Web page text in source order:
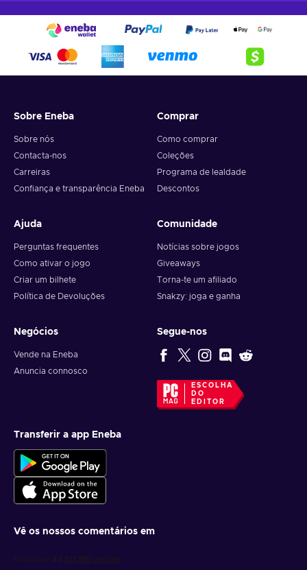
Sobre Eneba
Sobre nós
Contacta-nos
Carreiras
Confiança e transparência Eneba
Comprar
Como comprar
Coleções
Programa de lealdade
Descontos
Ajuda
Perguntas frequentes
Como ativar o jogo
Criar um bilhete
Política de Devoluções
Comunidade
Notícias sobre jogos
Giveaways
Torna-te um afiliado
Snakzy: joga e ganha
Negócios
Vende na Eneba
Anuncia connosco
Segue-nos
ESCOLHA
DO
EDITOR
Transferir a app Eneba
Vê os nossos comentários em